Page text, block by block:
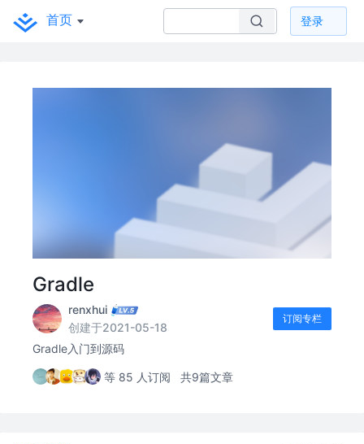
首页 登录
Gradle
renxhui
创建于2021-05-18
订阅专栏
Gradle入门到源码
等 85 人订阅 共9篇文章